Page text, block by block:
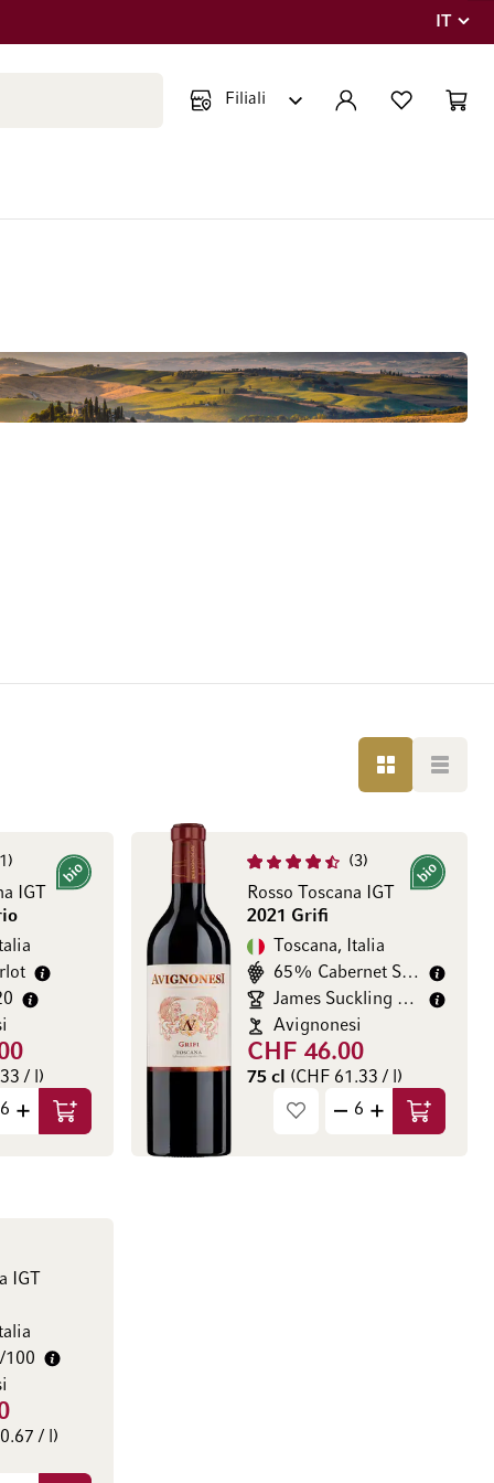
Lingua
IT
ACCOUNT LISTA DEI CART
GRIGLIALISTA
1
IGT
Bio
/ l)
Aggiungi al Carrello
3
Rosso Toscana IGT
2021 Grifi
Bio
Toscana, Italia
65% Cabernet Sauvignon
James Suckling 94/100
Avignonesi
CHF 46.00
75 cl (CHF 61.33 / l)
Aggiungi
IGT
100
/ l)